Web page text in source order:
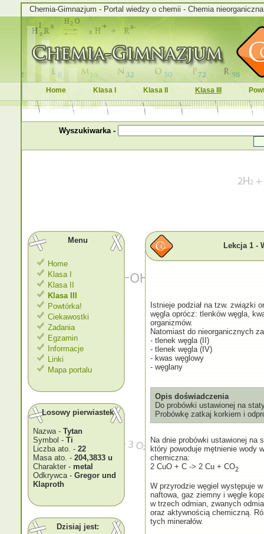
Chemia-Gimnazjum - Portal wiedzy o chemii - Chemia
Home Klasa I Klasa II Klasa III
Wyszukiwarka -
Menu
Home
Klasa I
Klasa II
Klasa III
Powtórka!
Ciekawostki
Zadania
Egzamin
Informacje
Linki
Mapa portalu
Losowy pierwiastek
Nazwa - Tytan
Symbol - Ti
Liczba ato. - 22
Masa ato. - 204,3833 u
Charakter - metal
Odkrywca - Gregor und
Klaproth
Dzisiaj jest:
Lekcja 1 -
Istnieje podział na tzw. związki
węgla oprócz: tlenków węgla,
organizmów.
Natomiast do nieorganicznych
- tlenek węgla (II)
- tlenek węgla (IV)
- kwas węglowy
- węglany
Opis doświadczenia
Do probówki ustawionej na
Probówkę zatkaj korkiem i
Na dnie probówki ustawionej na
który powoduje mętnienie wody
chemiczna:
2 CuO + C -> 2 Cu + CO2
W przyrodzie węgiel występuje
naftowa, gaz ziemny i węgle
w trzech odmian, zwanych
oraz aktywnością chemiczną.
tych minerałów.